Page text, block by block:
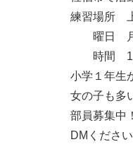
練習場所
曜日
時間 17
小学１年生
女の子も多
部員募集中
DMくださ